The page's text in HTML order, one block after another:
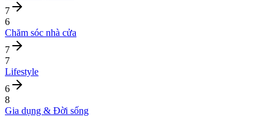
7
6
Chăm sóc nhà cửa
7
7
Lifestyle
6
8
Gia dụng & Đời sống